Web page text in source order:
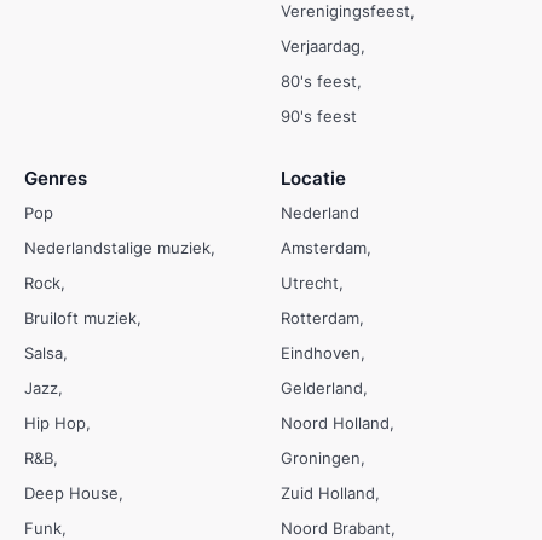
Verenigingsfeest
Verjaardag
80's feest
90's feest
Genres
Pop
Nederlandstalige muziek
Rock
Bruiloft muziek
Salsa
Jazz
Hip Hop
R&B
Deep House
Funk
Locatie
Nederland
Amsterdam
Utrecht
Rotterdam
Eindhoven
Gelderland
Noord Holland
Groningen
Zuid Holland
Noord Brabant